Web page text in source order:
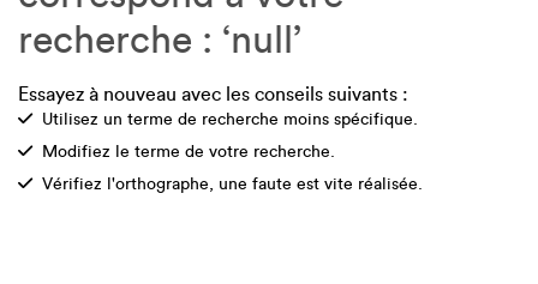
recherche : ‘null’
Essayez à nouveau avec les conseils suivants :
Check
Utilisez un terme de recherche moins spécifique.
Check
Modifiez le terme de votre recherche.
Check
Vérifiez l'orthographe, une faute est vite réalisée.